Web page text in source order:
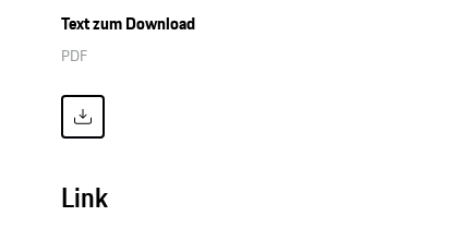
Text zum Download
PDF
Link